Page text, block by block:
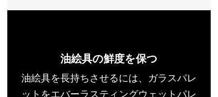
油絵具の鮮度を保つ
油絵具を長持ちさせるには、ガラスパレ
ットをエバーラスティングウェットパレ